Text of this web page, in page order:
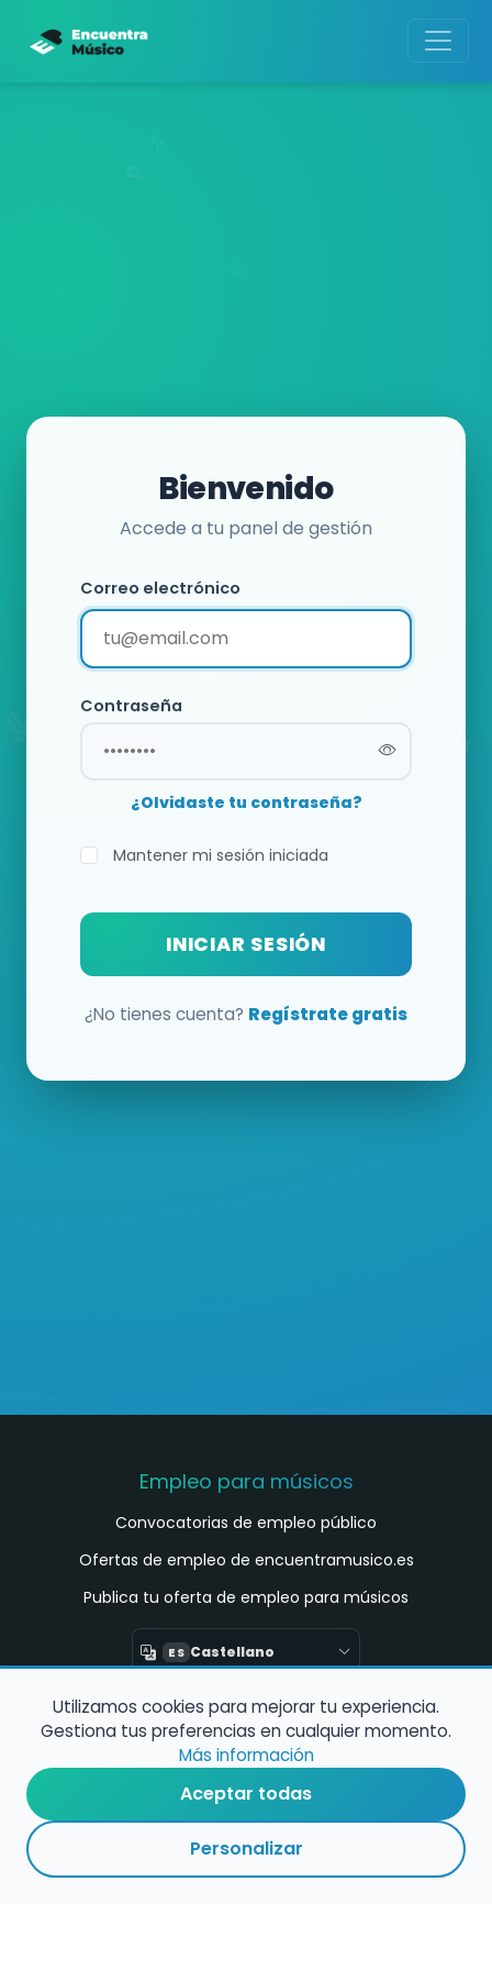
Bienvenido
Accede a tu panel de gestión
Correo electrónico
Contraseña
¿Olvidaste tu contraseña?
Mantener mi sesión iniciada
INICIAR SESIÓN
¿No tienes cuenta? Regístrate gratis
Empleo para músicos
Convocatorias de empleo público
Ofertas de empleo de encuentramusico.es
Publica tu oferta de empleo para músicos
ES Castellano
Encuentra Músico
Buscador de Músicos
Encuentra Pianista Acompañante
Asesoría para músicos y docentes
Utilizamos cookies para mejorar tu experiencia.
Gestiona tus preferencias en cualquier momento.
Más información
Aceptar todas
Personalizar